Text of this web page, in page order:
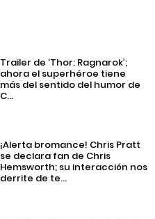
Trailer de ‘Thor: Ragnarok’;
ahora el superhéroe tiene
más del sentido del humor de
C...
¡Alerta bromance! Chris Pratt
se declara fan de Chris
Hemsworth; su interacción nos
derrite de te...